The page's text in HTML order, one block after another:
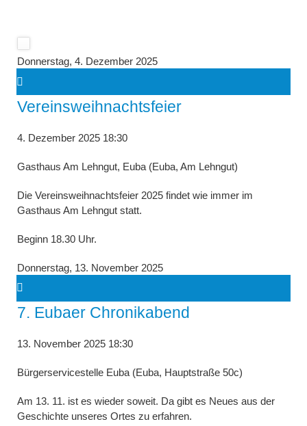
Donnerstag, 4. Dezember 2025
Vereinsweihnachtsfeier
4. Dezember 2025 18:30
Gasthaus Am Lehngut, Euba (Euba, Am Lehngut)
Die Vereinsweihnachtsfeier 2025 findet wie immer im
Gasthaus Am Lehngut statt.
Beginn 18.30 Uhr.
Donnerstag, 13. November 2025
7. Eubaer Chronikabend
13. November 2025 18:30
Bürgerservicestelle Euba (Euba, Hauptstraße 50c)
Am 13. 11. ist es wieder soweit. Da gibt es Neues aus der
Geschichte unseres Ortes zu erfahren.